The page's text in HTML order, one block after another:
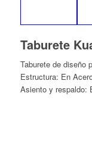
Taburete
Taburete de diseño
Estructura: En
Asiento y respaldo: